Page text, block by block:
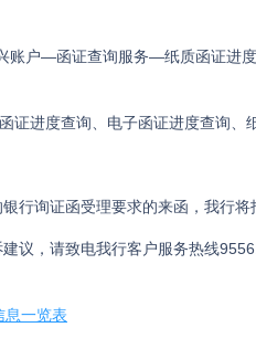
账户—函证查询服务—纸质函证进
进度查询、电子函证进度查询、
行询证函受理要求的来函，我行将
议，请致电我行客户服务热线
息一览表